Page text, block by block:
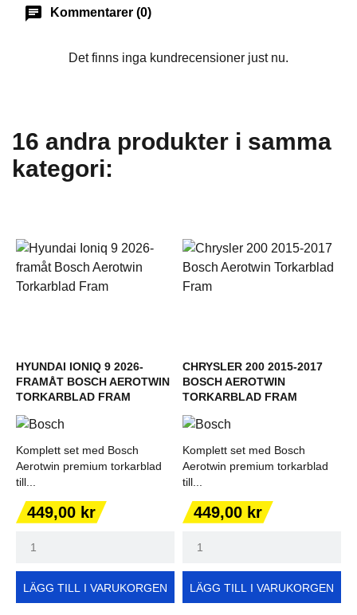
chat Kommentarer (0)
Det finns inga kundrecensioner just nu.
16 andra produkter i samma
kategori:
HYUNDAI IONIQ 9 2026-
FRAMÅT BOSCH AEROTWIN
TORKARBLAD FRAM
Komplett set med Bosch
Aerotwin premium torkarblad
till...
Pris
449,00 kr
LÄGG TILL I VARUKORGEN
CHRYSLER 200 2015-2017
BOSCH AEROTWIN
TORKARBLAD FRAM
Komplett set med Bosch
Aerotwin premium torkarblad
till...
Pris
449,00 kr
LÄGG TILL I VARUKORGEN